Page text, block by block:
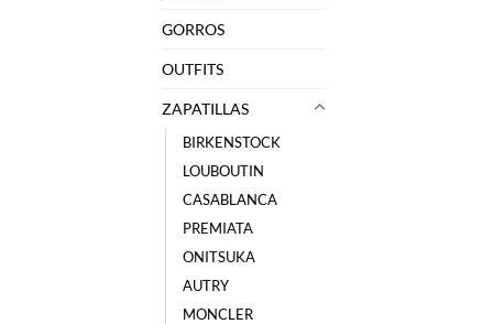
GORROS
OUTFITS
ZAPATILLAS
BIRKENSTOCK
LOUBOUTIN
CASABLANCA
PREMIATA
ONITSUKA
AUTRY
MONCLER